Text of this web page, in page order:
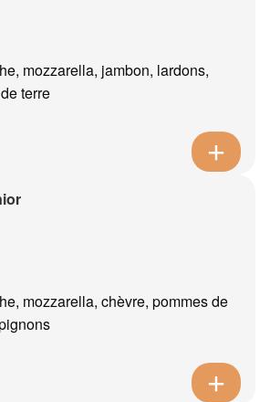
mozzarella, jambon, lardons,
terre
mozzarella, chèvre, pommes de